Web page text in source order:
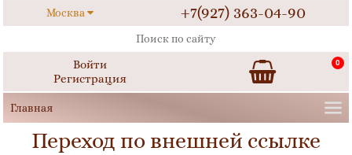
Москва +7(927) 363-04-90
Войти
Регистрация
0
Переход по внешней ссылке